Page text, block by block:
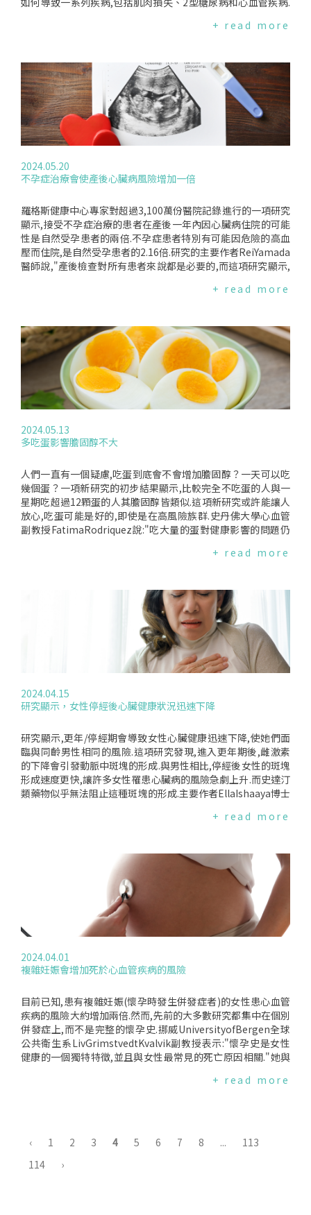
新的國家孤獨政策,該政策應由一位專職部長負責實施,並得到跨
四年後,同樣的問題再次被問到留在研究中的8,936人.如果參與
者以前孤獨但不再感到孤獨,會被評為"持續低"、"緩解"；如果
他們在一開始得分低而變高,則被評為"最近發病"；如果在兩個
時間間隔內都感到孤獨,則被評為"持續高".在2018年的追蹤調
查中,所有受訪的人中風總數為1,237例,而提供兩次評估的人中
風次數降至601例.在控制了社會孤立和憂鬱症狀等因素(與孤獨
人比那些不孤單的人,中風的風險高出25%.根據eClinicalMedici
ne發表的研究結果,那些得分始終較高的人的風險最大,比得分
nicalMedicine(2024.06.24)
博士表示,IMAT的危險長期以來一直被忽視."IMAT對於維持肌肉
血管疾病、代謝紊亂,甚至加速老化過程."這項新研究概述了IMA
T的影響.骨骼肌約佔成人體重的30-40%,在調節新陳代謝、呼
吸、體溫和身體活動方面發揮關鍵作用.研究團隊概述了纖維脂
肪生成祖細胞的積累如何導致IMAT增加,從而導致神經到肌肉的
損傷連接損壞.正是這種慢性損傷和疾病改變因素可能為一系列
疾病鋪路,包括肌肉萎縮、2型糖尿病和心血管疾病.IMAT的累積
不健康的生活方式.目前沒有簡單的方法來測試肌肉中的IMAT數
值.但希望分子和影像評估以及標靶切片的進步將在未來帶來更
健康的生活方式.這項研究的作者表示,透過運動和健康飲食可以
預防和逆轉IMAT的過度累積.第一作者智利UniversidaddeO'Hi
ggins健康科學研究所的Flores-Opazo博士補充說:"雖然運動
的重要性經常被強調,但它在對抗虛弱和多種疾病方面的關鍵作
用卻常常被忽視.""定期鍛煉,包括量力訓練,對於保持肌肉健康
n)等藥物在解決IMAT累積和減輕相關組織損傷方面的潛力.Con
信這項研究代表了我們在理解人類生理學和病理生理學方面向
前邁出了顯著的一步."該團隊由來自墨爾本大學、智利、法國和
佛羅里達大學肌學研究所的研究人員組成.此研究發表在《醫學
分子方面》編譯來源:EurekAlert!(2024.06.02)、MolecularAs
pectsofMedicine(2024.06)
+ read more
2024.05.20
不孕症治療會使產後心臟病風險增加一倍
羅格斯健康中心專家對超過3,100萬份醫院記錄進行的一項研究
顯示,接受不孕症治療的患者在產後一年內因心臟病住院的可能
性是自然受孕患者的兩倍.不孕症患者特別有可能因危險的高血
壓而住院,是自然受孕患者的2.16倍.研究的主要作者ReiYamada
醫師說,"產後檢查對所有患者來說都是必要的,而這項研究顯示,
示,他們的結果支持現在要求在分娩後三週進行初次產後檢查的
ertWoodJohnsonMedicalSchool生物統計學部門負責人Cand
eAnanth說,"這並不是唯一指出應該儘早進行追蹤的結果,過去
研究已發現通過早期產後護理可以減輕風險."該研究分析了全國
再入院資料庫,該資料庫包含每年約3,100萬人出院和再入院的
全國代表性數據.該資料庫包含診斷代碼,可讓研究人員找到特定
人群並確定重新入院的原因.研究人員使用了2010年至2018年
過不孕症治療的患者.儘管不孕症治療預示著心臟病的風險會急
劇上升,但研究作者表示,不孕症治療患者相對年輕,使他們的整
產後一年內因心血管疾病住院者中有550名,而每10萬名自然受
孕的女性中有355名.與不孕症治療相關的心臟病風險升高其原
因尚不清楚.心臟病的增加可能源自於不孕症治療本身、導致患
者不孕症的潛在醫療問題或其他原因.Yamada說,"展望未來,我
想看看不同類型的不孕症治療及藥物是否有不同程度的風險,我
的資訊也可能有助於了解不孕症治療如何影響心血管結果."該研
+ read more
2024.05.13
多吃蛋影響膽固醇不大
人們一直有一個疑慮,吃蛋到底會不會增加膽固醇？一天可以吃
幾個蛋？一項新研究的初步結果顯示,比較完全不吃蛋的人與一
星期吃超過12顆蛋的人其膽固醇皆類似.這項新研究或許能讓人
放心,吃蛋可能是好的,即使是在高風險族群.史丹佛大學心血管
副教授FatimaRodriquez說:"吃大量的蛋對健康影響的問題仍
大型的研究."吃蛋對膽固醇的影響這項研究是由England’sBe
上,如膽固醇、發炎、微量營養素和許多其他指標的影響.強化營
養蛋是添加了如維他命D、硒、維他命B2、5和12,以及omega
-3脂肪酸等營養素的雞蛋.這個研究有140位參與者,隨機分成兩
組:強化營養蛋組,一星期吃12顆或更多的蛋；無蛋組,一星期只
吃兩顆蛋或更少.所有的參與者都是50歲以上,皆經歷過一次心血
管事件,或至少有兩個心血管風險因子,24%患有糖尿病.參與者
研究人員在研究期間也要持續做電話查詢監督蛋的食量.兩組參
與者在研究的開始和四個月之後,研究人員會檢視他們的好膽固
的HDL和LDL膽固醇數值相似.雖然比起無蛋組,強化營養蛋組的
HDL和LDL顯示小幅減少,但這些變化不具有統計意義.這些結果
表明,每個星期吃12顆蛋或更多,對血液中的膽固醇無負面影響.R
odriquez說:"在此小型單一醫學中心的研究中,每星期吃超過12
顆強化營養的蛋,在四個月後,血液膽固醇在臨床上並沒有顯著改
研究提出了一些證據,這個食用量的蛋也許是可以的."真的一星
醫學中心的小型實驗；而且是依據患者自述蛋的食用,並沒有細
述吃蛋之外的飲食,包括是否攝取了較少的卡洛里,或食用較少飽
和脂肪,或這些結果是否適用於非強化雞蛋.再者,患者知道自己
的組別,可能也會影響他們的健康行為.Cedar-Sinai預防心臟科
主任和心臟科教授MarthaGulati表示,所有這些因素"使得這項
研究很難得出強有力的結論."如何把蛋列入健康飲食雖然這項研
食和膽固醇而言,導致心臟病的從來不是一種食物,而是整體飲食
和總飽和脂肪.至少每天飲食中加入蛋是否安全,專家同意適量是
的飲食是否均衡.因為最終是總飽和脂肪攝取量會影響你的低密
度脂蛋白並增加動脈粥狀硬化的風險.Tomey說:"對於想要增進
健康改變飲食的人,比較重要的是避免只聚焦在一個因素,我會鼓
勵他們對自己的飲食做全面評估."此研究將會發表在今年美國心
臟科學會每年的科學會議.編譯來源:Health(2024.04.08)
+ read more
2024.04.15
研究顯示，女性停經後心臟健康狀況迅速下降
研究顯示,更年/停經期會導致女性心臟健康迅速下降,使她們面
臨與同齡男性相同的風險.這項研究發現,進入更年期後,雌激素
的下降會引發動脈中斑塊的形成.與男性相比,停經後女性的斑塊
形成速度更快,讓許多女性罹患心臟病的風險急劇上升.而史達汀
類藥物似乎無法阻止這種斑塊的形成.主要作者EllaIshaaya博士
會影響你的身體儲存脂肪的方式、儲存脂肪的位置以及處理脂
重要性,以及採取不同治療方法的必要性.心臟病傳統上被認為是
男性疾病,儘管在台灣女性死於心臟病的可能性是婦癌的三倍.男
女冠狀動脈鈣化情況比較研究人員對579名已服用史達汀類藥物
以幫助控制膽固醇的停經後女性進行了研究.他們接受了冠狀動
脈鈣化掃描(CAC),以測量心臟動脈中脂肪、鈣和其他與心臟病
相關物質的堆積情況.兩次掃描相隔一年,CAC指數越高,心臟病發
的研究人員一開始將參與者分為三組,CAC等級分別為1-99、10
0-399和400或更高.在第一次和第二次心臟掃描之間,CAC為1-9
得分中等的女性平均提高了31分,幾乎是男性16分的兩倍.根據
美國心臟學會年度科學會議上發表的研究結果,具有最高基線的
性別之間沒有顯著差異.研究結果表明,與男性相比,停經後女性
的斑塊形成速度更快,這表明許多女性罹患心臟病的風險急劇上
升.英國心臟基金會的VijayKunadian教授說:"更年期會增加心臟
下降."更年期也會導致女性身體發生變化,增加心血管疾病的風
掌控自己的健康,並向醫生尋求幫助,以保護她們免受未來心臟病
+ read more
2024.04.01
複雜妊娠會增加死於心血管疾病的風險
目前已知,患有複雜妊娠(懷孕時發生併發症者)的女性患心血管
疾病的風險大約增加兩倍.然而,先前的大多數研究都集中在個別
併發症上,而不是完整的懷孕史.挪威UniversityofBergen全球
公共衛生系LivGrimstvedtKvalvik副教授表示:"懷孕史是女性
健康的一個獨特特徵,並且與女性最常見的死亡原因相關."她與
性40歲時的總懷孕史與其死於動脈粥狀硬化心血管疾病(ASCV
病死亡的時間.研究變項是女性記錄的懷孕次數(從零到四次)以
血壓和尿蛋白)、胎盤早期剝離與子宮分離、周產期死亡、足月
+ read more
‹ 1 2 3 4 5 6 7 8 ...
113
114
›